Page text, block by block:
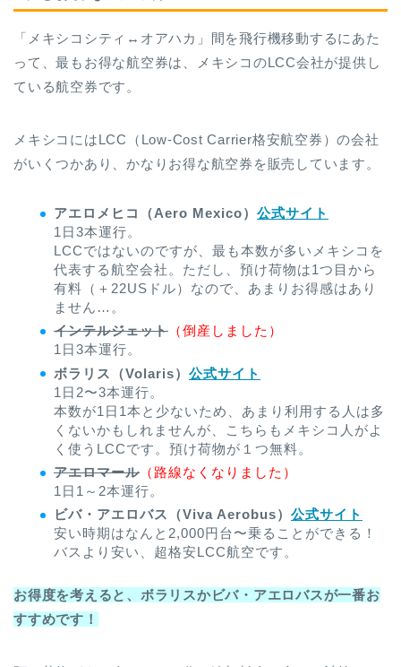
「メキシコシティ↔︎オアハカ」間を飛行機移動するにあた
って、最もお得な航空券は、メキシコのLCC会社が提供し
ている航空券です。
メキシコにはLCC（Low-Cost Carrier格安航空券）の会社
がいくつかあり、かなりお得な航空券を販売しています。
アエロメヒコ（Aero Mexico） 公式サイト
1日3本運行。
LCCではないのですが、最も本数が多いメキシコを
代表する航空会社。ただし、預け荷物は1つ目から
有料（＋22USドル）なので、あまりお得感はあり
ません…。
インテルジェット （倒産しました）
1日3本運行。
ボラリス（Volaris） 公式サイト
1日2〜3本運行。
本数が1日1本と少ないため、あまり利用する人は多
くないかもしれませんが、こちらもメキシコ人がよ
く使うLCCです。預け荷物が１つ無料。
アエロマール （路線なくなりました）
1日1～2本運行。
ビバ・アエロバス（Viva Aerobus） 公式サイト
安い時期はなんと2,000円台〜乗ることができる！
バスより安い、超格安LCC航空です。
お得度を考えると、ボラリスかビバ・アエロバスが一番お
すすめです！